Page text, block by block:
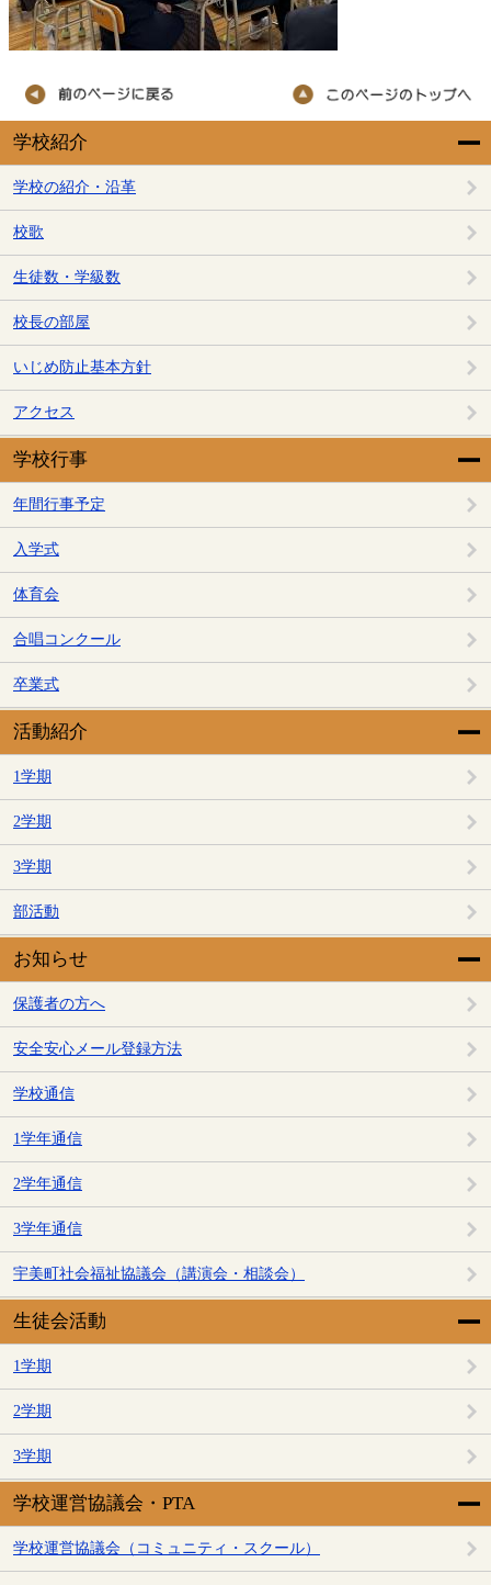
学校紹介
学校の紹介・沿革
校歌
生徒数・学級数
校長の部屋
いじめ防止基本方針
アクセス
学校行事
年間行事予定
入学式
体育会
合唱コンクール
卒業式
活動紹介
1学期
2学期
3学期
部活動
お知らせ
保護者の方へ
安全安心メール登録方法
学校通信
1学年通信
2学年通信
3学年通信
宇美町社会福祉協議会（講演会・相談会）
生徒会活動
1学期
2学期
3学期
学校運営協議会・PTA
学校運営協議会（コミュニティ・スクール）